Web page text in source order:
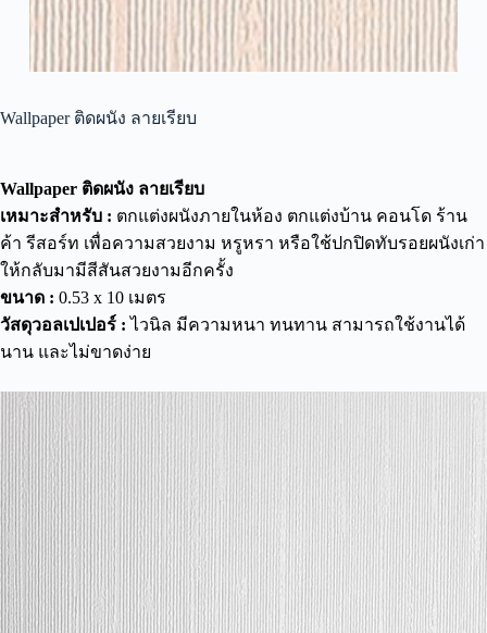
Wallpaper ติดผนัง ลายเรียบ
Wallpaper ติดผนัง ลายเรียบ
เหมาะสำหรับ : ตกแต่งผนังภายในห้อง ตกแต่งบ้าน คอนโด ร้าน
ค้า รีสอร์ท เพื่อความสวยงาม หรูหรา หรือใช้ปกปิดทับรอยผนังเก่า
ให้กลับมามีสีสันสวยงามอีกครั้ง
ขนาด : 0.53 x 10 เมตร
วัสดุวอลเปเปอร์ :ไวนิล มีความหนา ทนทาน สามารถใช้งานได้
นาน และไม่ขาดง่าย